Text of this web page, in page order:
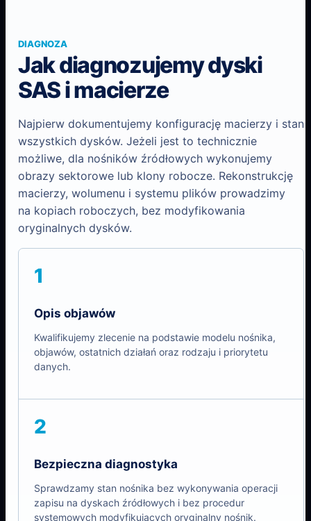
DIAGNOZA
Jak diagnozujemy dyski
SAS i macierze
Najpierw dokumentujemy konfigurację macierzy i stan
wszystkich dysków. Jeżeli jest to technicznie
możliwe, dla nośników źródłowych wykonujemy
obrazy sektorowe lub klony robocze. Rekonstrukcję
macierzy, wolumenu i systemu plików prowadzimy
na kopiach roboczych, bez modyfikowania
oryginalnych dysków.
1
Opis objawów
Kwalifikujemy zlecenie na podstawie modelu nośnika,
objawów, ostatnich działań oraz rodzaju i priorytetu
danych.
2
Bezpieczna diagnostyka
Sprawdzamy stan nośnika bez wykonywania operacji
zapisu na dyskach źródłowych i bez procedur
systemowych modyfikujących oryginalny nośnik.